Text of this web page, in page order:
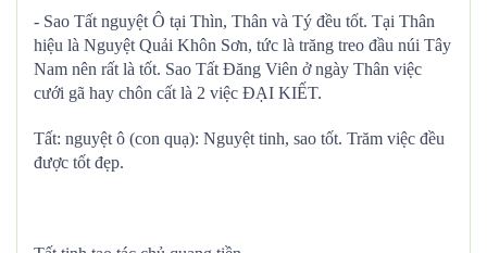
- Sao Tất nguyệt Ô tại Thìn, Thân và Tý đều tốt. Tại Thân
hiệu là Nguyệt Quải Khôn Sơn, tức là trăng treo đầu núi Tây
Nam nên rất là tốt. Sao Tất Đăng Viên ở ngày Thân việc
cưới gã hay chôn cất là 2 việc ĐẠI KIẾT.
Tất: nguyệt ô (con quạ): Nguyệt tinh, sao tốt. Trăm việc đều
được tốt đẹp.